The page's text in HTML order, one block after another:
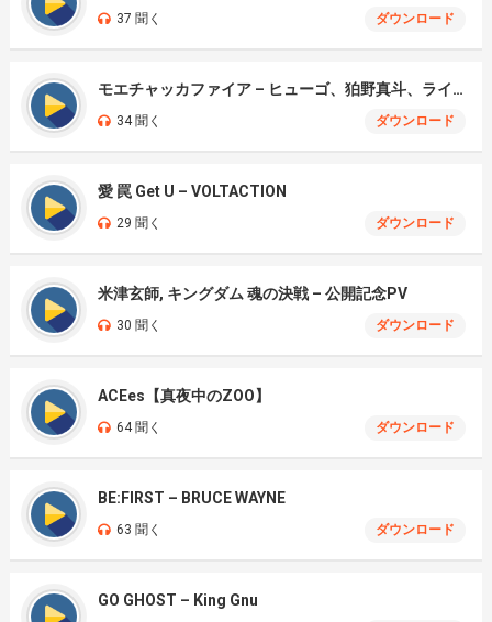
37 聞く ダウンロード
モエチャッカファイア – ヒューゴ、狛野真斗、ライト、セヴェリアン (Cover )
34 聞く ダウンロード
愛 罠 Get U – VOLTACTION
29 聞く ダウンロード
米津玄師, キングダム 魂の決戦 – 公開記念PV
30 聞く ダウンロード
ACEes【真夜中のZOO】
64 聞く ダウンロード
BE:FIRST – BRUCE WAYNE
63 聞く ダウンロード
GO GHOST – King Gnu